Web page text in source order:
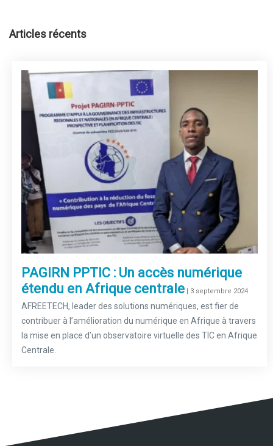
Articles récents
PAGIRN PPTIC : Un accès numérique
étendu en Afrique centrale
| 3 septembre 2024
AFREETECH, leader des solutions numériques, est fier de
contribuer à l’amélioration du numérique en Afrique à travers
la mise en place d’un observatoire virtuelle des TIC en Afrique
Centrale.